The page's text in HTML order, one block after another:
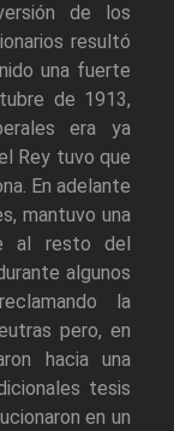
de los
resultó
una fuerte
de 1913,
era ya
Rey tuvo que
En adelante
mantuvo una
al resto del
algunos
la
pero, en
hacia una
tesis
en un